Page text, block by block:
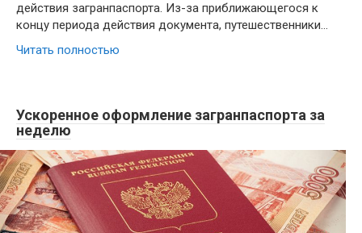
действия загранпаспорта. Из-за приближающегося к
концу периода действия документа, путешественники…
Читать полностью
Ускоренное оформление загранпаспорта за
неделю